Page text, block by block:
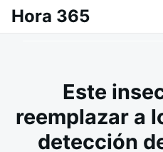
SaltarBuscar:
Hora 365
Este
reemplazar a
detección